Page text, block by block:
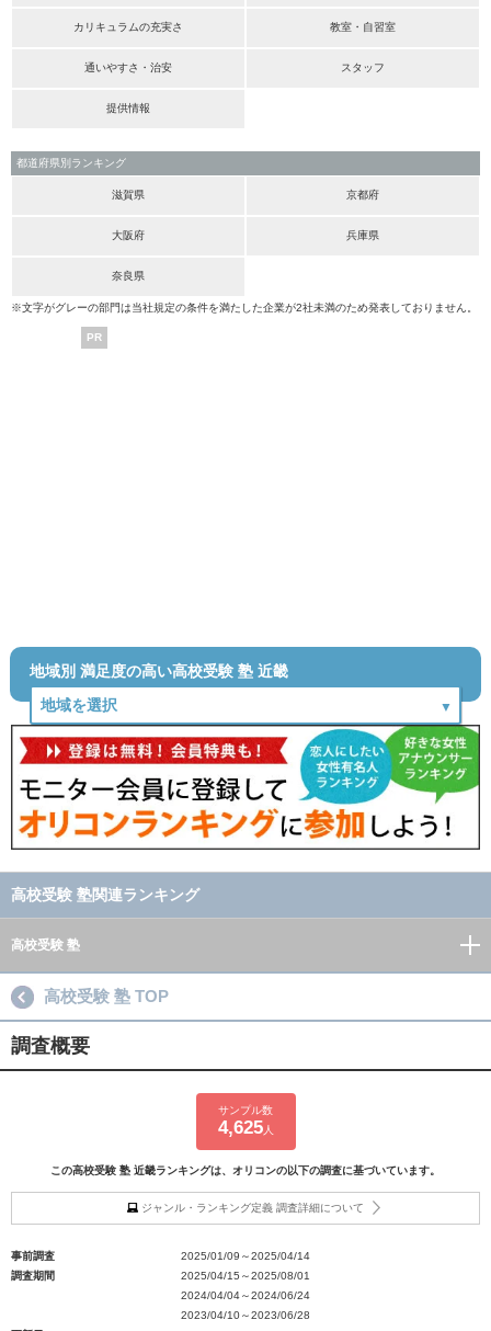
カリキュラムの充実さ 教室・自習室
通いやすさ・治安 スタッフ
提供情報
都道府県別ランキング
滋賀県 京都府
大阪府 兵庫県
奈良県
※文字がグレーの部門は当社規定の条件を満たした企業が2社未満のため発表しておりません。
PR
地域別 満足度の高い高校受験 塾 近畿
高校受験 塾関連ランキング
高校受験 塾
高校受験 塾 TOP
調査概要
サンプル数
4,625人
この高校受験 塾 近畿ランキングは、オリコンの以下の調査に基づいています。
ジャンル・ランキング定義 調査詳細について
事前調査
2025/01/09～2025/04/14
調査期間
2025/04/15～2025/08/01
2024/04/04～2024/06/24
2023/04/10～2023/06/28